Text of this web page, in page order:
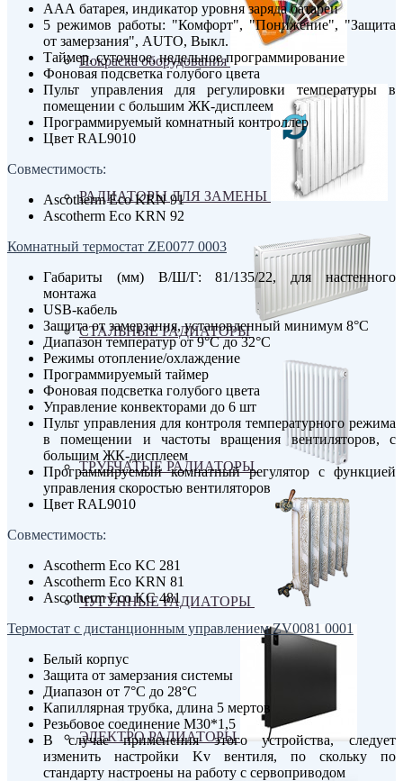
Покраска оборудования
РАДИАТОРЫ ДЛЯ ЗАМЕНЫ
СТАЛЬНЫЕ РАДИАТОРЫ
ТРУБЧАТЫЕ РАДИАТОРЫ
ЧУГУННЫЕ РАДИАТОРЫ
ЭЛЕКТРО РАДИАТОРЫ
ААА батарея, индикатор уровня заряда батареи
5 режимов работы: "Комфорт", "Понижение", "Защита
от замерзания", AUTO, Выкл.
Таймер, суточное, недельное программирование
Фоновая подсветка голубого цвета
Пульт управления для регулировки температуры в
помещении с большим ЖК-дисплеем
Программируемый комнатный контроллер
Цвет RAL9010
Совместимость:
Ascotherm Eco KRN 91
Ascotherm Eco KRN 92
Комнатный термостат ZE0077 0003
Габариты (мм) В/Ш/Г: 81/135/22, для настенного
монтажа
USB-кабель
Защита от замерзания, установленный минимум 8°С
Диапазон температур от 9°С до 32°С
Режимы отопление/охлаждение
Программируемый таймер
Фоновая подсветка голубого цвета
Управление конвекторами до 6 шт
Пульт управления для контроля температурного режима
в помещении и частоты вращения вентиляторов, с
большим ЖК-дисплеем
Программируемый комнатный регулятор с функцией
управления скоростью вентиляторов
Цвет RAL9010
Совместимость:
Ascotherm Eco KC 281
Ascotherm Eco KRN 81
Ascotherm Eco KC 481
Термостат с дистанционным управлением ZV0081 0001
Белый корпус
Защита от замерзания системы
Диапазон от 7°С до 28°С
Капиллярная трубка, длина 5 мертов
Резьбовое соединение М30*1,5
В случае применения этого устройства, следует
изменить настройки Kv вентиля, по скольку по
стандарту настроены на работу с сервоприводом